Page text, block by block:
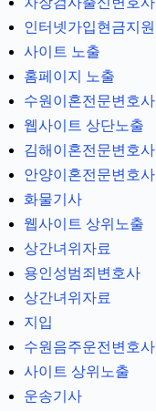
인터넷가입현금지원
사이트 노출
홈페이지 노출
수원이혼전문변호사
웹사이트 상단노출
김해이혼전문변호사
안양이혼전문변호사
화물기사
웹사이트 상위노출
상간녀위자료
용인성범죄변호사
상간녀위자료
지입
수원음주운전변호사
사이트 상위노출
운송기사